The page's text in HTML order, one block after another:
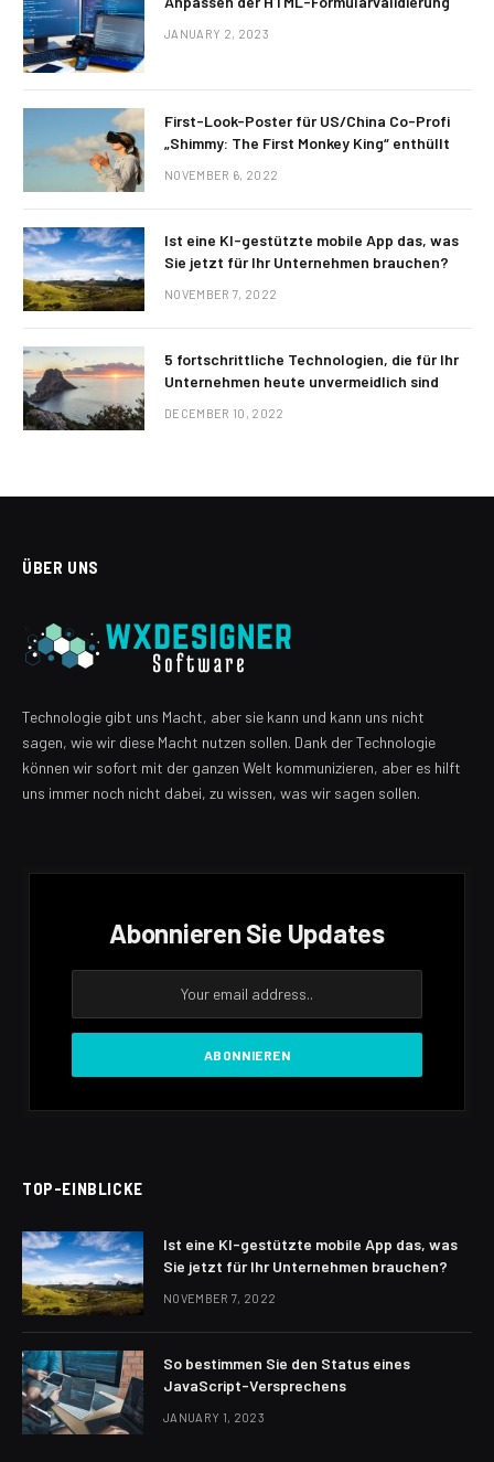
JANUARY 2, 2023
First-Look-Poster für US/China Co-Profi
„Shimmy: The First Monkey King“ enthüllt
NOVEMBER 6, 2022
Ist eine KI-gestützte mobile App das, was
Sie jetzt für Ihr Unternehmen brauchen?
NOVEMBER 7, 2022
5 fortschrittliche Technologien, die für Ihr
Unternehmen heute unvermeidlich sind
DECEMBER 10, 2022
ÜBER UNS
Technologie gibt uns Macht, aber sie kann und kann uns nicht
sagen, wie wir diese Macht nutzen sollen. Dank der Technologie
können wir sofort mit der ganzen Welt kommunizieren, aber es hilft
uns immer noch nicht dabei, zu wissen, was wir sagen sollen.
Abonnieren Sie Updates
TOP-EINBLICKE
Ist eine KI-gestützte mobile App das, was
Sie jetzt für Ihr Unternehmen brauchen?
NOVEMBER 7, 2022
So bestimmen Sie den Status eines
JavaScript-Versprechens
JANUARY 1, 2023